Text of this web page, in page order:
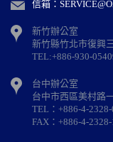
信箱：
新竹辦公室
新⽵縣⽵北市復興
TEL:+886-930-
台中辦公室
台中市西區美村路
TEL：+886-4-2328-
FAX：+886-4-